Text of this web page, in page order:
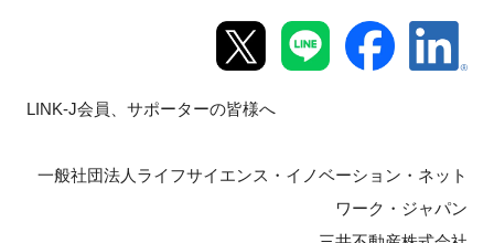
新規登録
イベント
LINK-J会員、サポーターの皆様へ
一般社団法人ライフサイエンス・イノベーション・ネット
ワーク・ジャパン